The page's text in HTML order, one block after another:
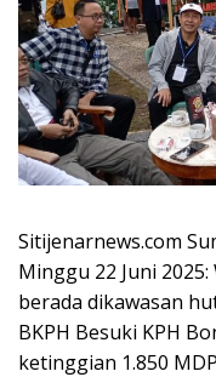
Sitijenarnews.com
Minggu 22 Juni
berada dikawasan
BKPH Besuki KPH
ketinggian 1.850